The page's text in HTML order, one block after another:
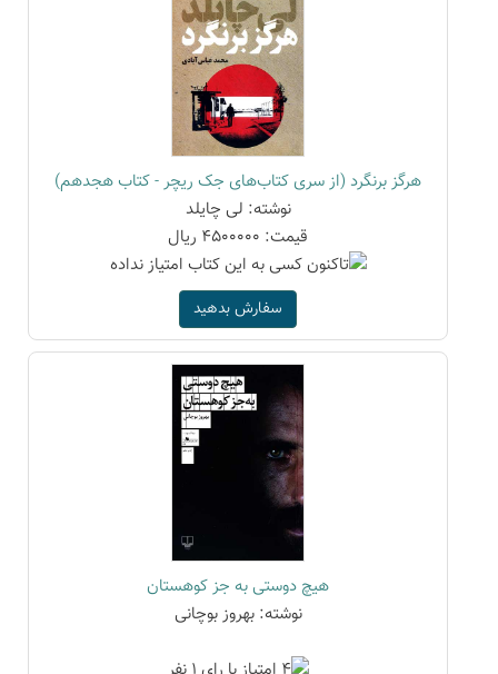
هرگز برنگرد (از سری کتاب‌های جک ریچر - کتاب هجدهم)
نوشته: لی چایلد
قیمت: 4500000 ریال
سفارش بدهید
هیچ دوستی به جز کوهستان
نوشته: بهروز بوچانی